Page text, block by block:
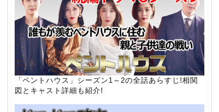
「ペントハウス」シーズン1～2の全話あらすじ!相関
図とキャスト詳細も紹介!